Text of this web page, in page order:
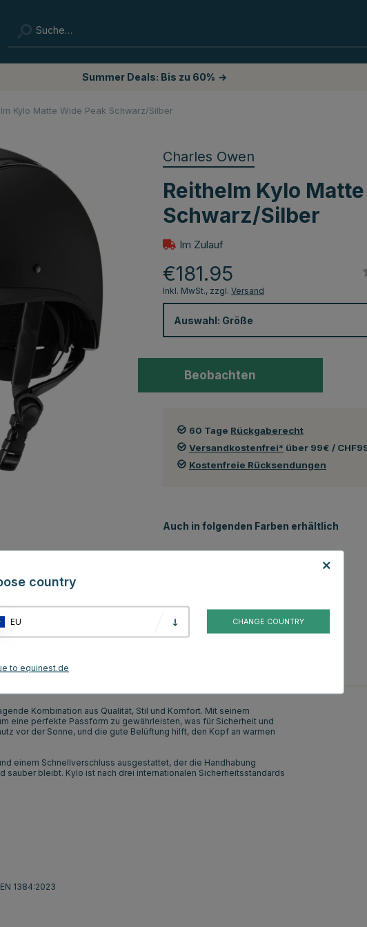
Summer Deals: Bis zu 60% →
Kylo Matte Wide Peak Schwarz/Silber
Charles Owen
Reithelm Kylo
Schwarz/Silber
Im Zulauf
€181.95
Inkl. MwSt., zzgl. Versand
Auswahl: Größe
Beobachten
60 Tage Rückgaberecht
Versandkostenfrei* über 99€ /
Kostenfreie Rücksendungen
Auch in folgenden Farben erhältlich
Schwarz
Kombination aus Qualität, Stil und Komfort. Mit seinem
eine perfekte Passform zu gewährleisten, was für Sicherheit und
vor der Sonne, und die gute Belüftung hilft, den Kopf an warmen
einem Schnellverschluss ausgestattet, der die Handhabung
bleibt. Kylo ist nach drei internationalen Sicherheitsstandards
1384:2023
Kundenbewertungen
country
EU CHANGE COUNTRY
to equinest.de